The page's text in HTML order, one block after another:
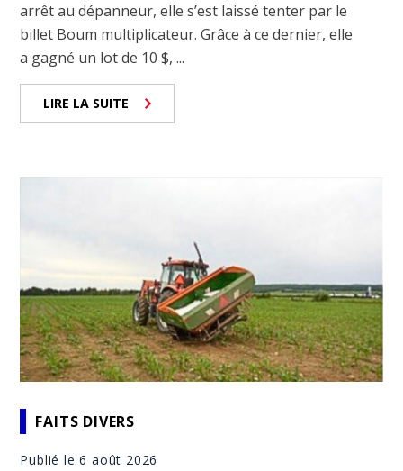
arrêt au dépanneur, elle s’est laissé tenter par le
billet Boum multiplicateur. Grâce à ce dernier, elle
a gagné un lot de 10 $, ...
LIRE LA SUITE
FAITS DIVERS
Publié le 6 août 2026